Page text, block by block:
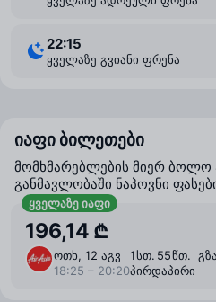
22:15
ყველაზე გვიანი ფრენა
იაფი ბილეთები
მომხმარებლების მიერ ბოლო
განმავლობაში ნაპოვნი
ყველაზე იაფი
196,14 ₾
ოთხ, 12 აგვ
18:25 – 20:20
1 ⁠სთ. 55 ⁠წთ.
პირდაპირი